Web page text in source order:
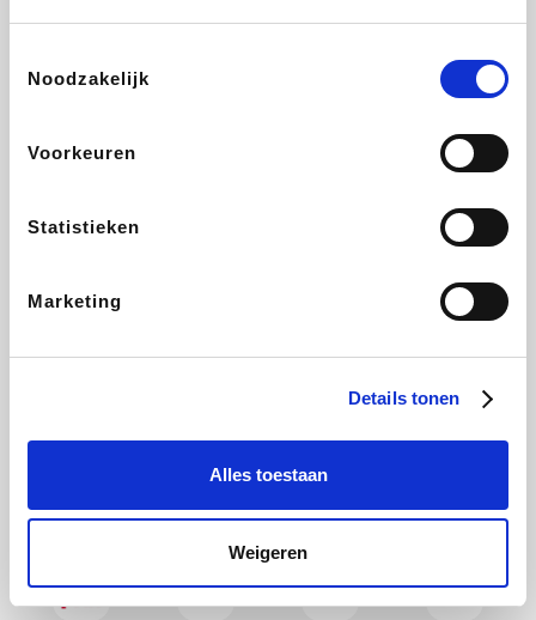
Noodzakelijk
Voorkeuren
Statistieken
Marketing
Details tonen
Alles toestaan
Weigeren
DeubaXXL
Ekoi About You
My Jewellery Tennis Point Samsung Delonghi